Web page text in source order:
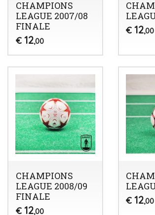
CHAMPIONS
LEAGUE 2007/08
FINALE
€ 12,00
€ 12,00
CHAMPIONS
LEAGUE 2008/09
FINALE
€ 12,00
€ 12,00